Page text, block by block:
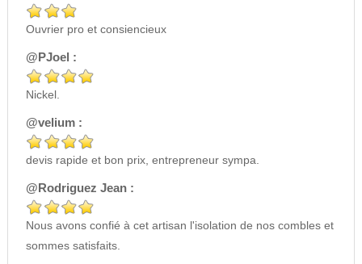
Ouvrier pro et consiencieux
@PJoel :
Nickel.
@velium :
devis rapide et bon prix, entrepreneur sympa.
@Rodriguez Jean :
Nous avons confié à cet artisan l'isolation de nos combles et
sommes satisfaits.